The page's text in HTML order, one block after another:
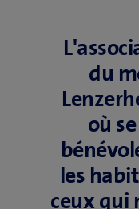
du
où
les
ceux qui